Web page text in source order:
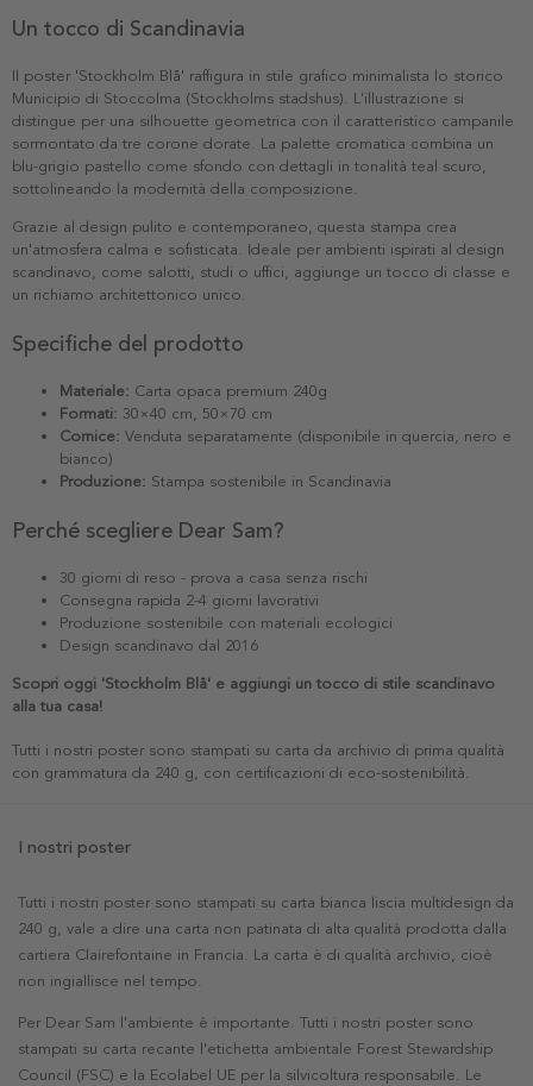
Un tocco di Scandinavia
Il poster 'Stockholm Blå' raffigura in stile grafico minimalista lo storico
Municipio di Stoccolma (Stockholms stadshus). L'illustrazione si
distingue per una silhouette geometrica con il caratteristico campanile
sormontato da tre corone dorate. La palette cromatica combina un
blu-grigio pastello come sfondo con dettagli in tonalità teal scuro,
sottolineando la modernità della composizione.
Grazie al design pulito e contemporaneo, questa stampa crea
un'atmosfera calma e sofisticata. Ideale per ambienti ispirati al design
scandinavo, come salotti, studi o uffici, aggiunge un tocco di classe e
un richiamo architettonico unico.
Specifiche del prodotto
Materiale: Carta opaca premium 240g
Formati: 30×40 cm, 50×70 cm
Cornice: Venduta separatamente (disponibile in quercia, nero e
bianco)
Produzione: Stampa sostenibile in Scandinavia
Perché scegliere Dear Sam?
30 giorni di reso - prova a casa senza rischi
Consegna rapida 2-4 giorni lavorativi
Produzione sostenibile con materiali ecologici
Design scandinavo dal 2016
Scopri oggi 'Stockholm Blå' e aggiungi un tocco di stile scandinavo
alla tua casa!
Tutti i nostri poster sono stampati su carta da archivio di prima qualità
con grammatura da 240 g, con certificazioni di eco-sostenibilità.
I nostri poster
Tutti i nostri poster sono stampati su carta bianca liscia multidesign da
240 g, vale a dire una carta non patinata di alta qualità prodotta dalla
cartiera Clairefontaine in Francia. La carta è di qualità archivio, cioè
non ingiallisce nel tempo.
Per Dear Sam l'ambiente è importante. Tutti i nostri poster sono
stampati su carta recante l'etichetta ambientale Forest Stewardship
Council (FSC) e la Ecolabel UE per la silvicoltura responsabile. Le